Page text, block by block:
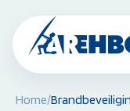
Home/